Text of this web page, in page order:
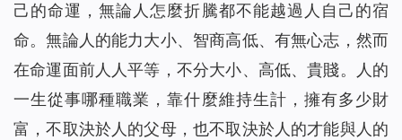
己的命運，無論人怎麼折騰都不能越過人自己的宿
命。無論人的能力大小、智商高低、有無心志，然而
在命運面前人人平等，不分大小、高低、貴賤。人的
一生從事哪種職業，靠什麼維持生計，擁有多少財
富，不取決於人的父母，也不取決於人的才能與人的